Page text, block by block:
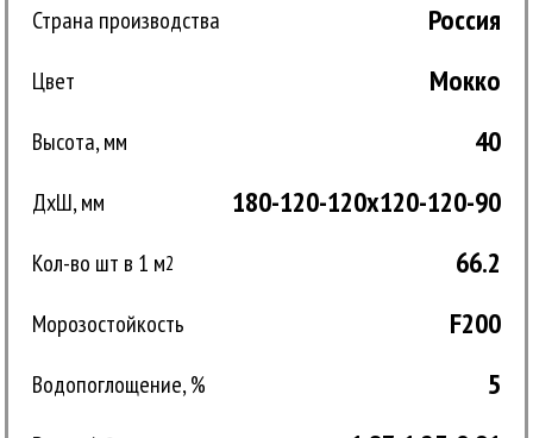
Страна производства Россия
Цвет Мокко
Высота, мм 40
ДxШ, мм 180-120-120x120-120-90
Кол-во шт в 1 м2 66.2
Морозостойкость F200
Водопоглощение, % 5